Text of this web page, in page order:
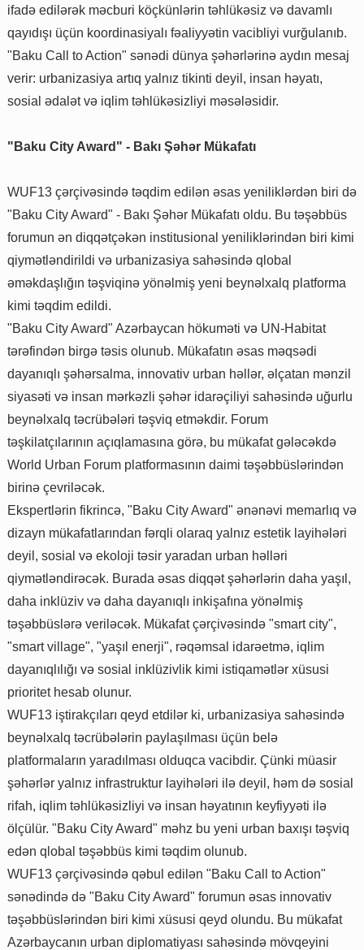
ifadə edilərək məcburi köçkünlərin təhlükəsiz və davamlı
qayıdışı üçün koordinasiyalı fəaliyyətin vacibliyi vurğulanıb.
"Baku Call to Action" sənədi dünya şəhərlərinə aydın mesaj
verir: urbanizasiya artıq yalnız tikinti deyil, insan həyatı,
sosial ədalət və iqlim təhlükəsizliyi məsələsidir.
"Baku City Award" - Bakı Şəhər Mükafatı
WUF13 çərçivəsində təqdim edilən əsas yeniliklərdən biri də
"Baku City Award" - Bakı Şəhər Mükafatı oldu. Bu təşəbbüs
forumun ən diqqətçəkən institusional yeniliklərindən biri kimi
qiymətləndirildi və urbanizasiya sahəsində qlobal
əməkdaşlığın təşviqinə yönəlmiş yeni beynəlxalq platforma
kimi təqdim edildi.
"Baku City Award" Azərbaycan hökuməti və UN-Habitat
tərəfindən birgə təsis olunub. Mükafatın əsas məqsədi
dayanıqlı şəhərsalma, innovativ urban həllər, əlçatan mənzil
siyasəti və insan mərkəzli şəhər idarəçiliyi sahəsində uğurlu
beynəlxalq təcrübələri təşviq etməkdir. Forum
təşkilatçılarının açıqlamasına görə, bu mükafat gələcəkdə
World Urban Forum platformasının daimi təşəbbüslərindən
birinə çevriləcək.
Ekspertlərin fikrincə, "Baku City Award" ənənəvi memarlıq və
dizayn mükafatlarından fərqli olaraq yalnız estetik layihələri
deyil, sosial və ekoloji təsir yaradan urban həlləri
qiymətləndirəcək. Burada əsas diqqət şəhərlərin daha yaşıl,
daha inklüziv və daha dayanıqlı inkişafına yönəlmiş
təşəbbüslərə veriləcək. Mükafat çərçivəsində "smart city",
"smart village", "yaşıl enerji", rəqəmsal idarəetmə, iqlim
dayanıqlılığı və sosial inklüzivlik kimi istiqamətlər xüsusi
prioritet hesab olunur.
WUF13 iştirakçıları qeyd etdilər ki, urbanizasiya sahəsində
beynəlxalq təcrübələrin paylaşılması üçün belə
platformaların yaradılması olduqca vacibdir. Çünki müasir
şəhərlər yalnız infrastruktur layihələri ilə deyil, həm də sosial
rifah, iqlim təhlükəsizliyi və insan həyatının keyfiyyəti ilə
ölçülür. "Baku City Award" məhz bu yeni urban baxışı təşviq
edən qlobal təşəbbüs kimi təqdim olunub.
WUF13 çərçivəsində qəbul edilən "Baku Call to Action"
sənədində də "Baku City Award" forumun əsas innovativ
təşəbbüslərindən biri kimi xüsusi qeyd olundu. Bu mükafat
Azərbaycanın urban diplomatiyası sahəsində mövqeyini